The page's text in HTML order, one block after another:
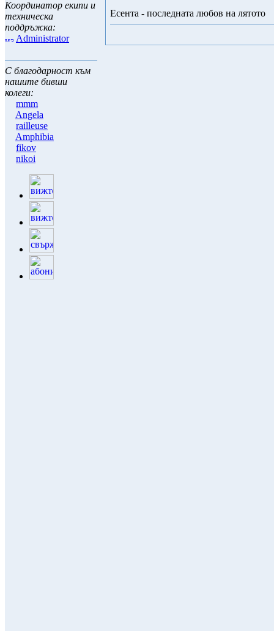
Координатор екипи и
техническа
поддръжка:
Administrator
С благодарност към
нашите бивши
колеги:
mmm
Angela
railleuse
Amphibia
fikov
nikoi
Есента - последната любов на лятото